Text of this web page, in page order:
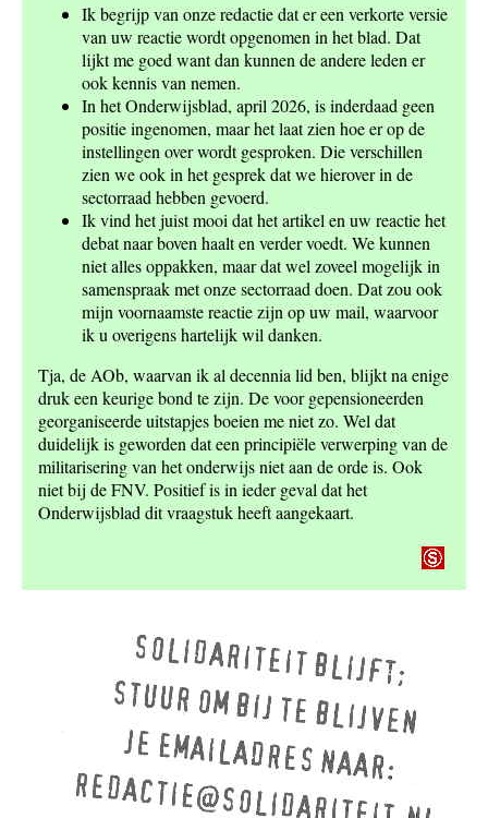
Ik begrijp van onze redactie dat er een verkorte versie
van uw reactie wordt opgenomen in het blad. Dat
lijkt me goed want dan kunnen de andere leden er
ook kennis van nemen.
In het Onderwijsblad, april 2026, is inderdaad geen
positie ingenomen, maar het laat zien hoe er op de
instellingen over wordt gesproken. Die verschillen
zien we ook in het gesprek dat we hierover in de
sectorraad hebben gevoerd.
Ik vind het juist mooi dat het artikel en uw reactie het
debat naar boven haalt en verder voedt. We kunnen
niet alles oppakken, maar dat wel zoveel mogelijk in
samenspraak met onze sectorraad doen. Dat zou ook
mijn voornaamste reactie zijn op uw mail, waarvoor
ik u overigens hartelijk wil danken.
Tja, de AOb, waarvan ik al decennia lid ben, blijkt na enige
druk een keurige bond te zijn. De voor gepensioneerden
georganiseerde uitstapjes boeien me niet zo. Wel dat
duidelijk is geworden dat een principiële verwerping van de
militarisering van het onderwijs niet aan de orde is. Ook
niet bij de FNV. Positief is in ieder geval dat het
Onderwijsblad dit vraagstuk heeft aangekaart.